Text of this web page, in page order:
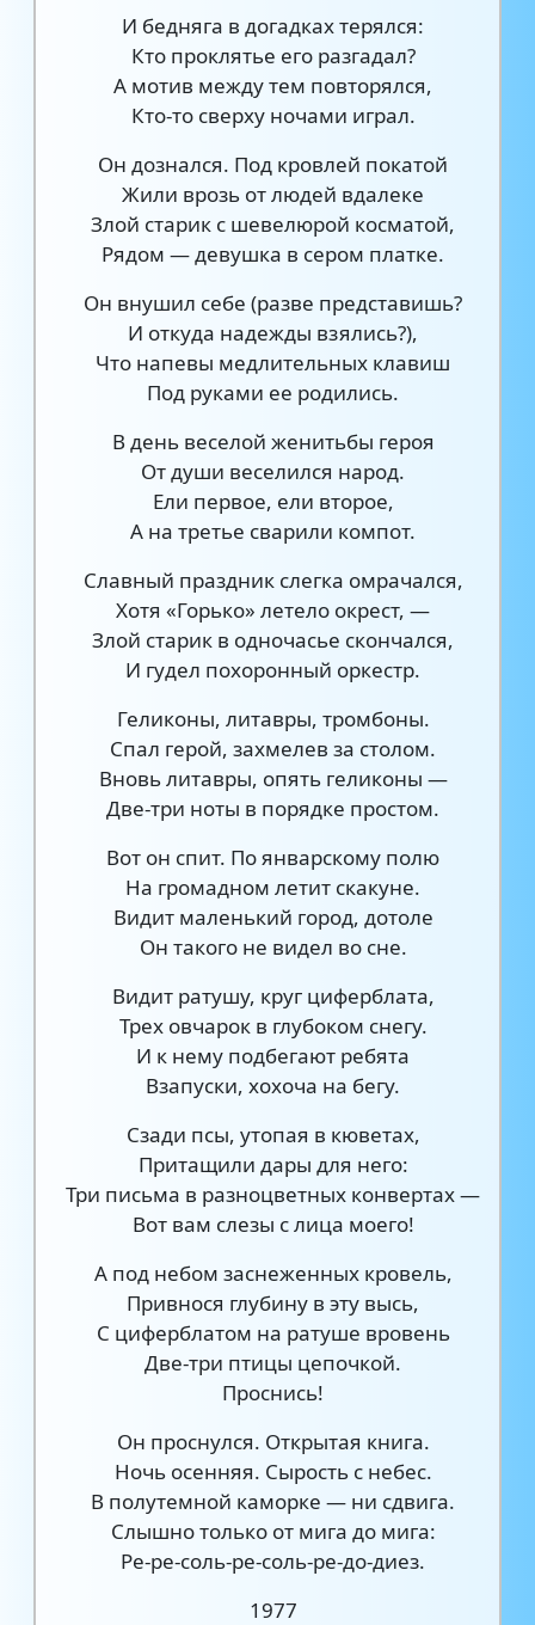
И бедняга в догадках терялся:
Кто проклятье его разгадал?
А мотив между тем повторялся,
Кто-то сверху ночами играл.
Он дознался. Под кровлей покатой
Жили врозь от людей вдалеке
Злой старик с шевелюрой косматой,
Рядом — девушка в сером платке.
Он внушил себе (разве представишь?
И откуда надежды взялись?),
Что напевы медлительных клавиш
Под руками ее родились.
В день веселой женитьбы героя
От души веселился народ.
Ели первое, ели второе,
А на третье сварили компот.
Славный праздник слегка омрачался,
Хотя «Горько» летело окрест, —
Злой старик в одночасье скончался,
И гудел похоронный оркестр.
Геликоны, литавры, тромбоны.
Спал герой, захмелев за столом.
Вновь литавры, опять геликоны —
Две-три ноты в порядке простом.
Вот он спит. По январскому полю
На громадном летит скакуне.
Видит маленький город, дотоле
Он такого не видел во сне.
Видит ратушу, круг циферблата,
Трех овчарок в глубоком снегу.
И к нему подбегают ребята
Взапуски, хохоча на бегу.
Сзади псы, утопая в кюветах,
Притащили дары для него:
Три письма в разноцветных конвертах —
Вот вам слезы с лица моего!
А под небом заснеженных кровель,
Привнося глубину в эту высь,
С циферблатом на ратуше вровень
Две-три птицы цепочкой.
Проснись!
Он проснулся. Открытая книга.
Ночь осенняя. Сырость с небес.
В полутемной каморке — ни сдвига.
Слышно только от мига до мига:
Ре-ре-соль-ре-соль-ре-до-диез.
1977